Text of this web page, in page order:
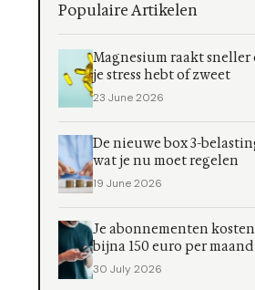
Populaire Artikelen
Magnesium raakt sneller
je stress hebt of zweet
23 June 2026
De nieuwe box 3-
wat je nu moet regelen
19 June 2026
Je abonnementen
bijna 150 euro per maand
30 July 2026